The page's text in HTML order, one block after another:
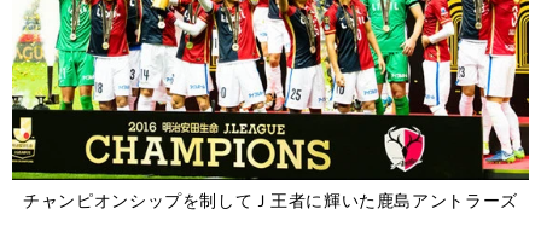
チャンピオンシップを制してＪ王者に輝いた鹿島アントラーズ